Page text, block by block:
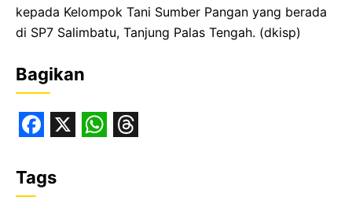
kepada Kelompok Tani Sumber Pangan yang berada
di SP7 Salimbatu, Tanjung Palas Tengah. (dkisp)
Bagikan
a
c
Tags